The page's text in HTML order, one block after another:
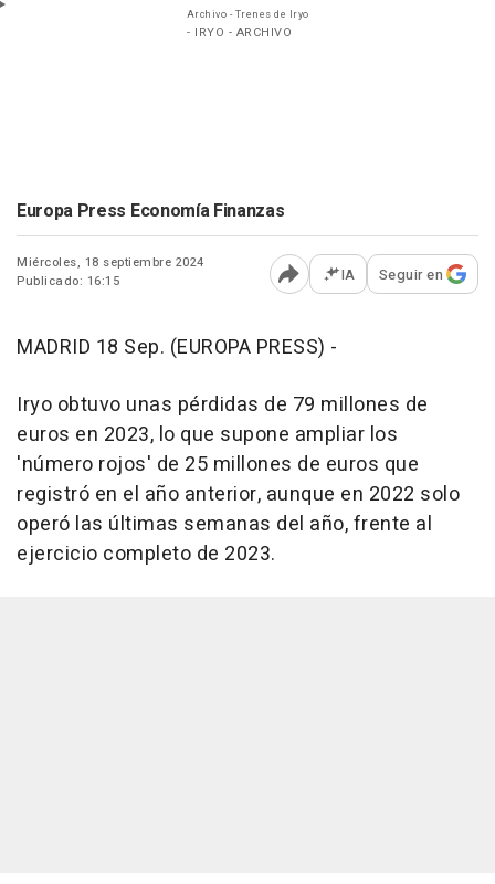
Archivo - Trenes de Iryo
- IRYO - ARCHIVO
Europa Press Economía Finanzas
Miércoles, 18 septiembre 2024
Publicado: 16:15
Abrir opciones para
IA Seguir en
MADRID 18 Sep. (EUROPA PRESS) -
Iryo obtuvo unas pérdidas de 79 millones de
euros en 2023, lo que supone ampliar los
'número rojos' de 25 millones de euros que
registró en el año anterior, aunque en 2022 solo
operó las últimas semanas del año, frente al
ejercicio completo de 2023.